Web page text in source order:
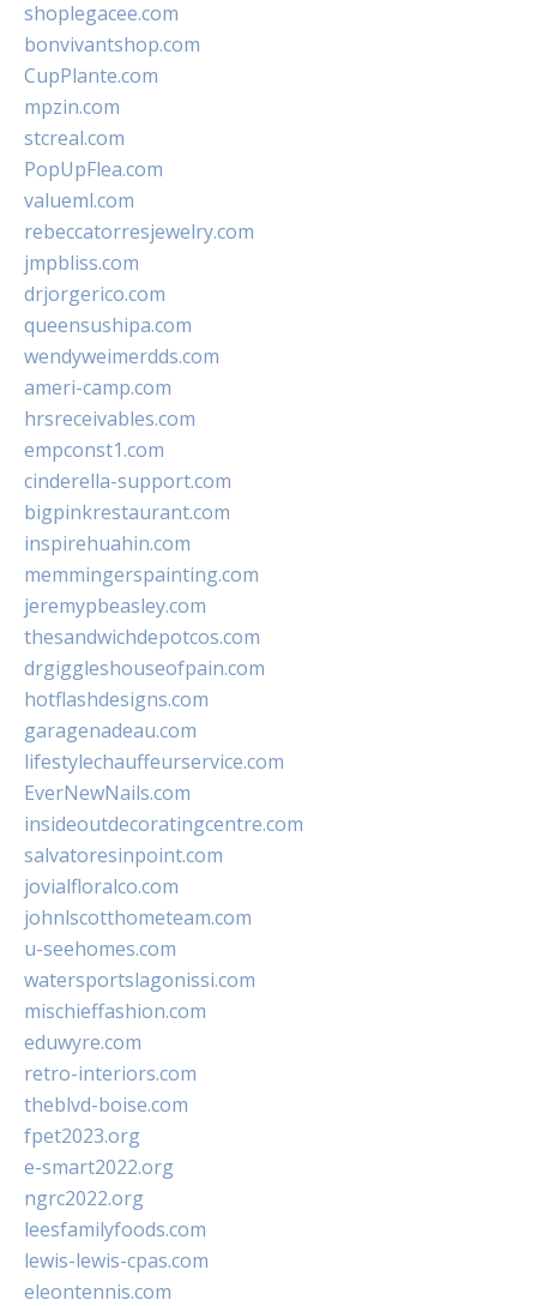
shoplegacee.com
bonvivantshop.com
CupPlante.com
mpzin.com
stcreal.com
PopUpFlea.com
valueml.com
rebeccatorresjewelry.com
jmpbliss.com
drjorgerico.com
queensushipa.com
wendyweimerdds.com
ameri-camp.com
hrsreceivables.com
empconst1.com
cinderella-support.com
bigpinkrestaurant.com
inspirehuahin.com
memmingerspainting.com
jeremypbeasley.com
thesandwichdepotcos.com
drgiggleshouseofpain.com
hotflashdesigns.com
garagenadeau.com
lifestylechauffeurservice.com
EverNewNails.com
insideoutdecoratingcentre.com
salvatoresinpoint.com
jovialfloralco.com
johnlscotthometeam.com
u-seehomes.com
watersportslagonissi.com
mischieffashion.com
eduwyre.com
retro-interiors.com
theblvd-boise.com
fpet2023.org
e-smart2022.org
ngrc2022.org
leesfamilyfoods.com
lewis-lewis-cpas.com
eleontennis.com